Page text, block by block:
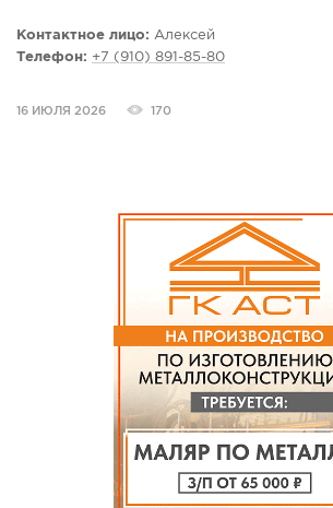
Контактное лицо: Алексей
Телефон: +7 (910) 891-85-80
16 ИЮЛЯ 2026 170